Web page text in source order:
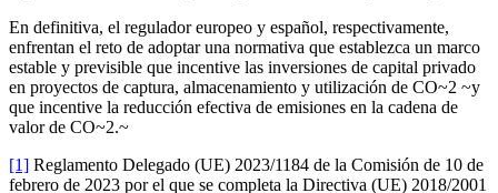
En definitiva, el regulador europeo y español, respectivamente,
enfrentan el reto de adoptar una normativa que establezca un marco
estable y previsible que incentive las inversiones de capital privado
en proyectos de captura, almacenamiento y utilización de CO~2 ~y
que incentive la reducción efectiva de emisiones en la cadena de
valor de CO~2.~
[1] Reglamento Delegado (UE) 2023/1184 de la Comisión de 10 de
febrero de 2023 por el que se completa la Directiva (UE) 2018/2001